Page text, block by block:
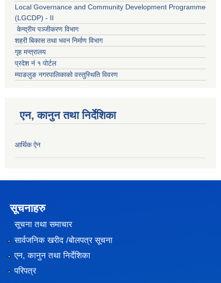
Local Governance and Community Development Programme
(LGCDP) - II
केन्द्रीय पञ्जीकरण विभाग
शहरी बिकास तथा भवन निर्माण विभाग
गृह मन्त्रालय
प्रदेश नं १ पोर्टल
म्याङलुङ नगरपालिकाको वस्तुस्थिति विवरण
एन, कानुन तथा निर्देशिका
आर्थिक ऐन
सूचनाहरु
सूचना तथा समाचार
सार्वजनिक खरीद /बोलपत्र सूचना
एन, कानुन तथा निर्देशिका
परिपत्र